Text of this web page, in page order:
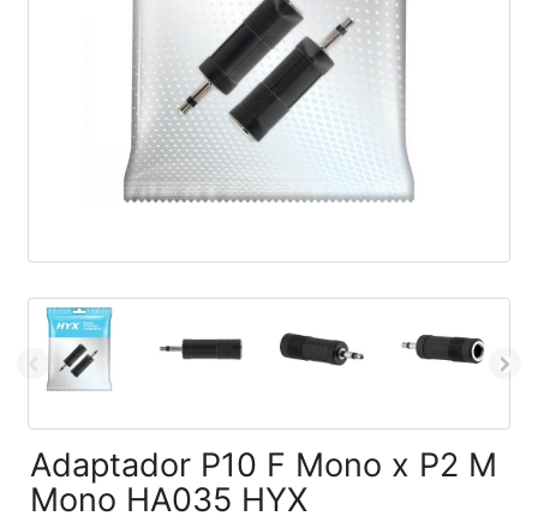
Adaptador P10 F Mono x P2 M
Mono HA035 HYX